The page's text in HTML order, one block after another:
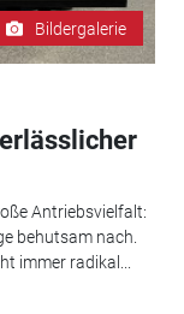
Bildergalerie
Antriebsvielfalt:
behutsam nach.
immer radikal...